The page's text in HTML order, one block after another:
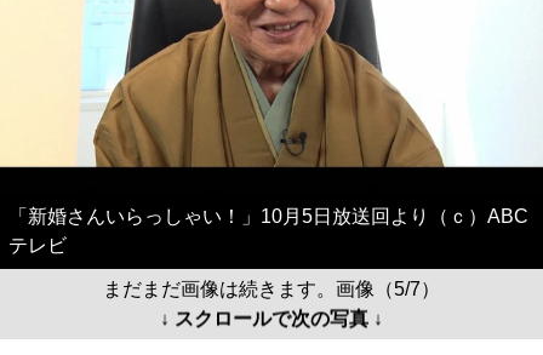
「新婚さんいらっしゃい！」10月5日放送回より（ｃ）ABC
テレビ
まだまだ画像は続きます。画像（5/7）
↓ スクロールで次の写真 ↓